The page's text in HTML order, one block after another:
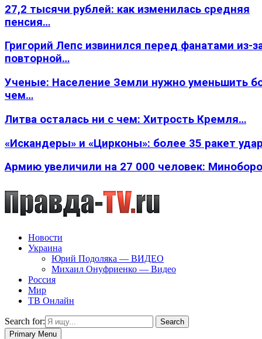
27,2 тысячи рублей: как изменилась средняя
пенсия…
Григорий Лепс извинился перед фанатами из-
повторной…
Ученые: Население Земли нужно уменьшить
чем…
Литва осталась ни с чем: Хитрость Кремля…
«Искандеры» и «Цирконы»: более 35 ракет
Армию увеличили на 27 000 человек:
Новости
Украина
Юрий Подоляка — ВИДЕО
Михаил Онуфриенко — Видео
Россия
Мир
ТВ Онлайн
Search for:
Search
Primary Menu